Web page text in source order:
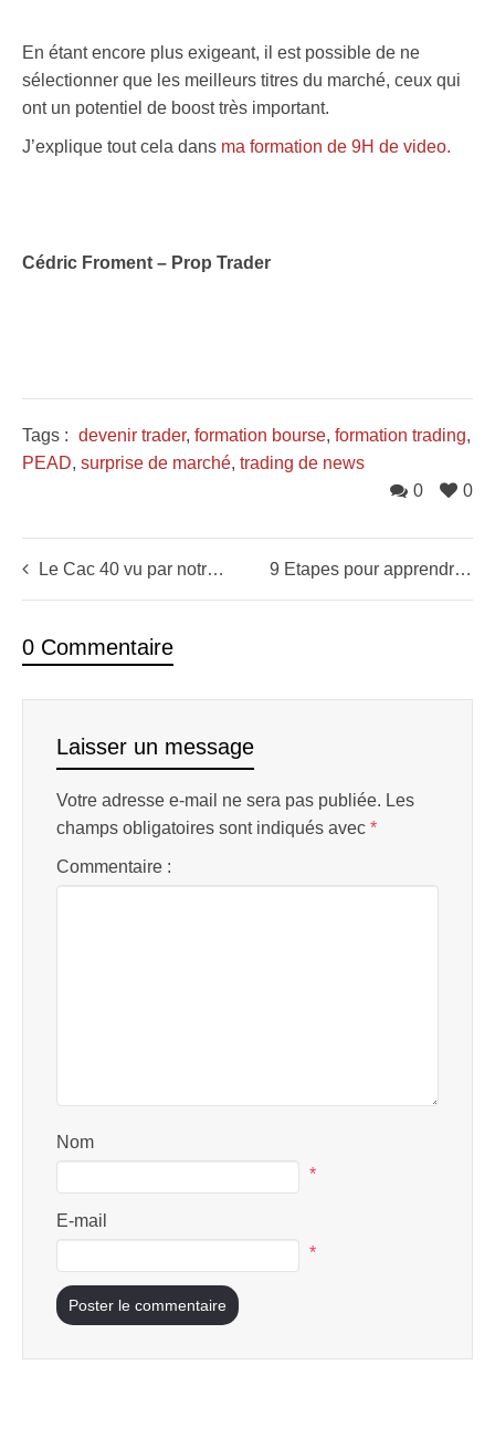
En étant encore plus exigeant, il est possible de ne
sélectionner que les meilleurs titres du marché, ceux qui
ont un potentiel de boost très important.
J’explique tout cela dans ma formation de 9H de video.
Cédric Froment – Prop Trader
Tags : devenir trader, formation bourse, formation trading,
PEAD, surprise de marché, trading de news
0
0
Le Cac 40 vu par notre Miss ( et des perfs au rendez-vous) 9 Etapes pour apprendre à trader les news
0 Commentaire
Laisser un message
Votre adresse e-mail ne sera pas publiée. Les
champs obligatoires sont indiqués avec *
Commentaire :
Nom
*
E-mail
*